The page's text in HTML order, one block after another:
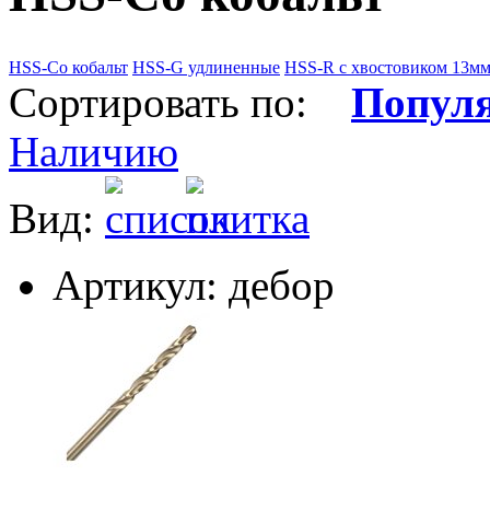
HSS-Co кобальт HSS-G удлиненные HSS-R c хвостовиком 13мм
Сортировать по:
Наличию
Вид:
Артикул: дебор